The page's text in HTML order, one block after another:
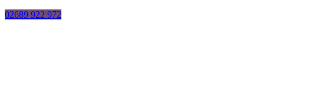
02689 922 972